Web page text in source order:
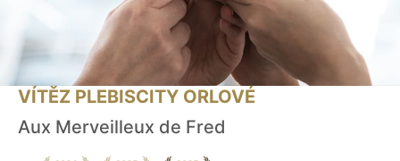
VÍTĚZ PLEBISCITY ORLOVÉ
Aux Merveilleux de Fred